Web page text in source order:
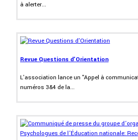
à alerter...
Revue Questions d'Orientation
L'association lance un "Appel à
numéros 3&4 de la...